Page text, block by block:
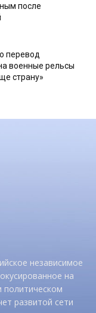
после
перевод
военные рельсы
страну»
независимое
на
политическом
развитой сети